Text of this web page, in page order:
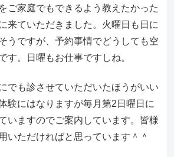
ご家庭でもできるよう教えたかった
来ていただきました。火曜日も日に
うですが、予約事情でどうしても空
す。日曜もお仕事ですしね。
でも診させていただいたほうがいい
験にはなりますが毎月第2日曜日に
いますのでご案内しています。皆様
いただければと思っています＾＾